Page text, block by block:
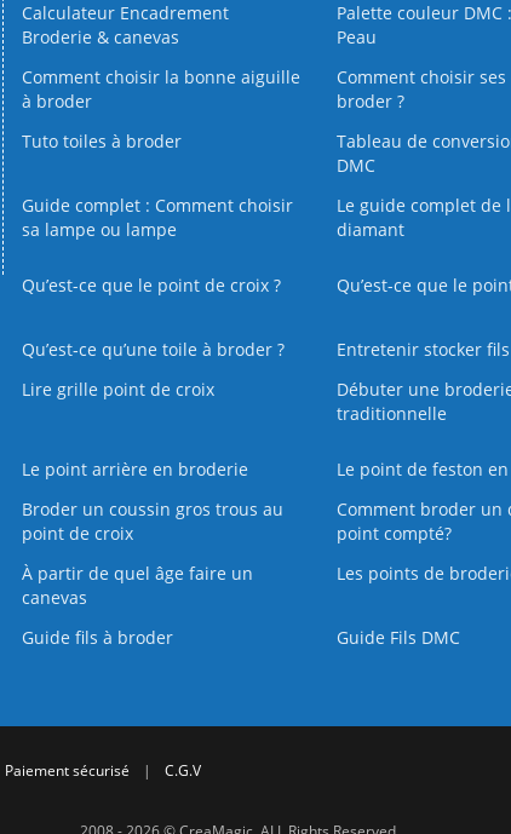
Calculateur Encadrement
Broderie & canevas
Palette couleur DMC
Peau
Comment choisir la bonne aiguille
à broder
Comment choisir ses
broder ?
Tuto toiles à broder
Tableau de
DMC
Guide complet : Comment choisir
sa lampe ou lampe
Le guide complet de
diamant
Qu’est-ce que le point de croix ?
Qu’est-ce que le
Qu’est‑ce qu’une toile à broder ?
Entretenir stocker
Lire grille point de croix
Débuter une
traditionnelle
Le point arrière en broderie
Le point de feston
Broder un coussin gros trous au
point de croix
Comment broder un
point compté?
À partir de quel âge faire un
canevas
Les points de
Guide fils à broder
Guide Fils DMC
Paiement sécurisé | C.G.V